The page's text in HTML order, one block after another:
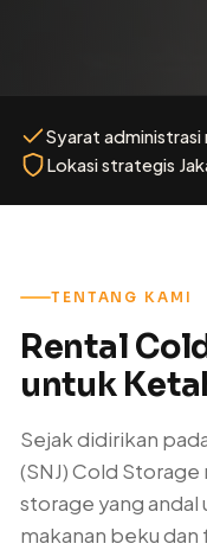
Syarat administrasi
Lokasi strategis
TENTANG KAMI
Rental
untuk
Sejak didirikan
(SNJ) Cold
storage yang
makanan beku dan